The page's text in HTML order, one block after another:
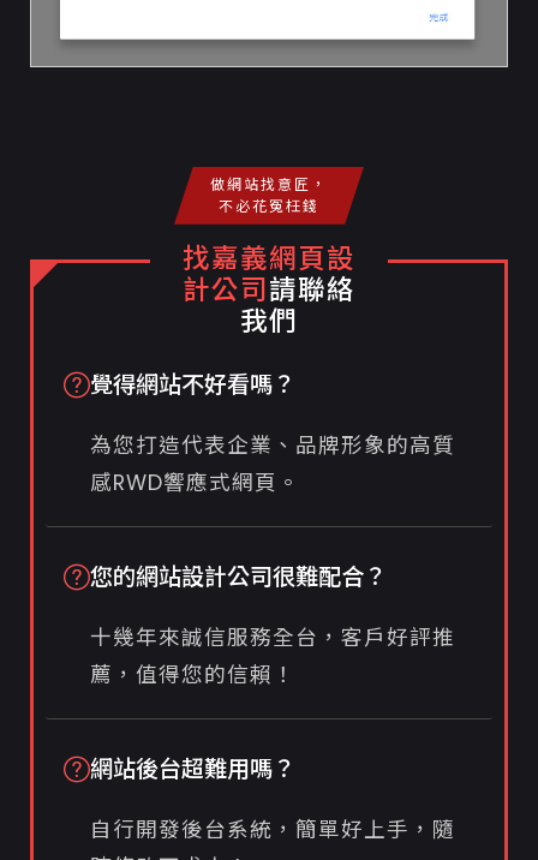
做網站找意匠，
不必花冤枉錢
找嘉義網頁設
計公司請聯絡
我們
覺得網站不好看嗎？
為您打造代表企業、品牌形象的高質
感RWD響應式網頁。
您的網站設計公司很難配合？
十幾年來誠信服務全台，客戶好評推
薦，值得您的信賴！
網站後台超難用嗎？
自行開發後台系統，簡單好上手，隨